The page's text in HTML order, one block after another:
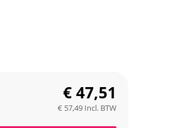
€47,51
€ 57,49 Incl. BTW